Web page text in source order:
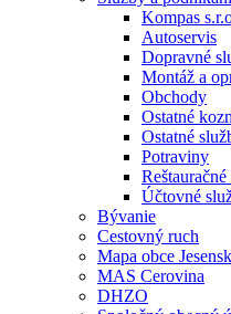
Kompas
Autoservis
Dopravné
Montáž a
Obchody
Ostatné
Ostatné
Potraviny
Účtovné
Bývanie
Cestovný ruch
Mapa obce
MAS Cerovina
DHZO